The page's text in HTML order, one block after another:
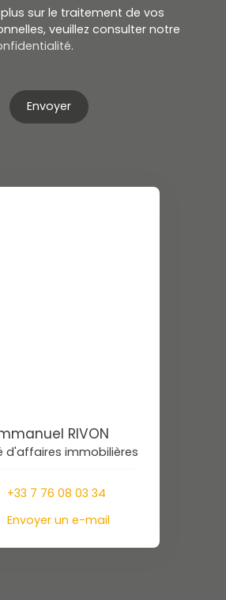
sur le traitement de vos
veuillez consulter notre
.
Envoyer
RIVON
d'affaires immobilières
+33 7 76 08 03 34
Envoyer un e-mail